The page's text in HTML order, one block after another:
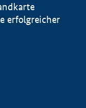
erfolgreicher